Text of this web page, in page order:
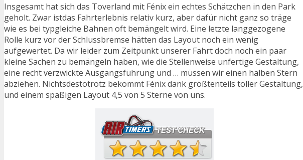
Insgesamt hat sich das Toverland mit Fénix ein echtes Schätzchen in den Park
geholt. Zwar istdas Fahrterlebnis relativ kurz, aber dafür nicht ganz so träge
wie es bei typgleiche Bahnen oft bemängelt wird. Eine letzte langgezogene
Rolle kurz vor der Schlussbremse hätten das Layout noch ein wenig
aufgewertet. Da wir leider zum Zeitpunkt unserer Fahrt doch noch ein paar
kleine Sachen zu bemängeln haben, wie die Stellenweise unfertige Gestaltung,
eine recht verzwickte Ausgangsführung und … müssen wir einen halben Stern
abziehen. Nichtsdestotrotz bekommt Fénix dank größtenteils toller Gestaltung,
und einem spaßigen Layout 4,5 von 5 Sterne von uns.